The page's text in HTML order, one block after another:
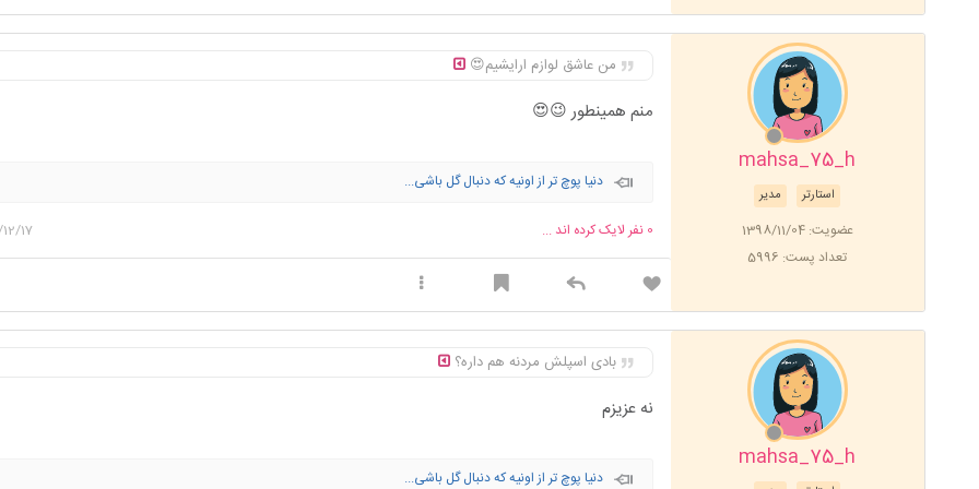
mahsa_75_h
مدیر استارتر
عضویت: 1398/11/04
تعداد پست: 5996
من عاشق لوازم ارایشیم😍
منم همینطور 😉😍
دنیا پوچ تر از اونیه که دنبال گل باشی...
17 0 نفر لایک کرده اند ...
mahsa_75_h
بادی اسپلش مردنه هم داره؟
نه عزیزم
دنیا پوچ تر از اونیه که دنبال گل باشی...